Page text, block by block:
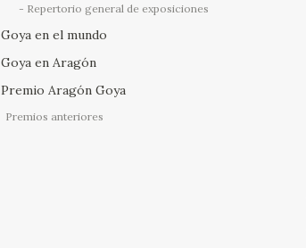
Repertorio general de exposiciones
Goya en el mundo
Goya en Aragón
Premio Aragón Goya
Premios anteriores